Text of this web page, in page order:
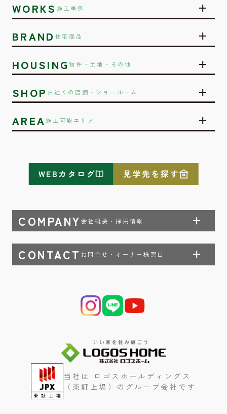
WORKS 施工事例
BRAND 住宅商品
HOUSING物件・土地・その他
SHOP お近くの店舗・ショールーム
AREA施工可能エリア
COMPANY 会社概要・採用情報
CONTACT お問合せ・オーナー様窓口
WEBカタログ 見学先を探す
当社は ロゴスホールディングス
（東証上場）のグループ会社です